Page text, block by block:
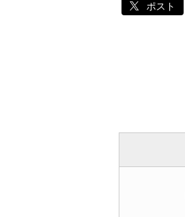
ポスト